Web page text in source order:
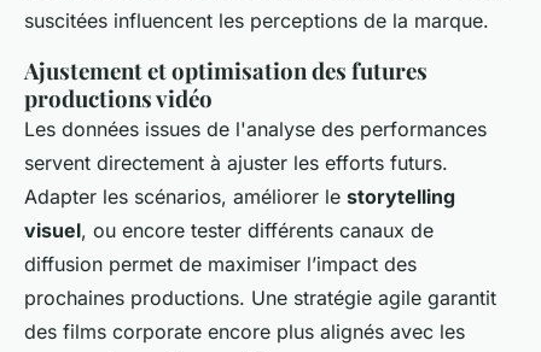
suscitées influencent les perceptions de la marque.
Ajustement et optimisation des futures
productions vidéo
Les données issues de l'analyse des performances
servent directement à ajuster les efforts futurs.
Adapter les scénarios, améliorer le storytelling
visuel, ou encore tester différents canaux de
diffusion permet de maximiser l’impact des
prochaines productions. Une stratégie agile garantit
des films corporate encore plus alignés avec les